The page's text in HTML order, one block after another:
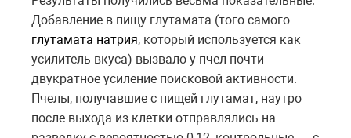
Добавление в пищу глутамата (того самого
глутамата натрия, который используется как
усилитель вкуса) вызвало у пчел почти
двукратное усиление поисковой активности.
Пчелы, получавшие с пищей глутамат, наутро
после выхода из клетки отправлялись на